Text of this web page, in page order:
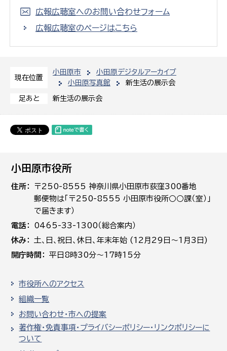
現在位置
小田原市
小田原デジタルアーカイブ
小田原写真館
新生活の展示会
足あと 新生活の展示会
広報広聴室へのお問い合わせフォーム
広報広聴室のページはこちら
小田原市役所
住所
〒250-8555 神奈川県小田原市荻窪300番地
郵便物は「〒250-8555 小田原市役所○○課（室）」
で届きます）
電話
0465-33-1300（総合案内）
休み
土､日､祝日、休日、年末年始 (12月29日～1月3日)
開庁時間
平日8時30分～17時15分
市役所へのアクセス
組織一覧
お問い合わせ・市への提案
著作権・免責事項・プライバシーポリシー・リンクポリシーに
ついて